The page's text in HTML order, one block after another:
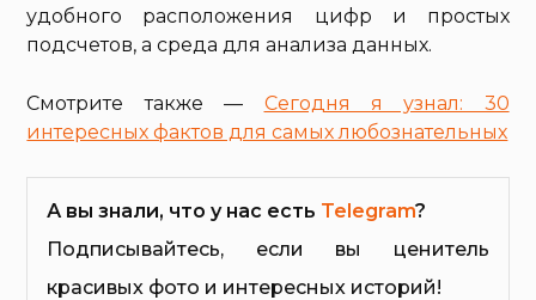
удобного расположения цифр и простых
подсчетов, а среда для анализа данных.
Смотрите также — Сегодня я узнал: 30
интересных фактов для самых любознательных
А вы знали, что у нас есть Telegram?
Подписывайтесь, если вы ценитель
красивых фото и интересных историй!